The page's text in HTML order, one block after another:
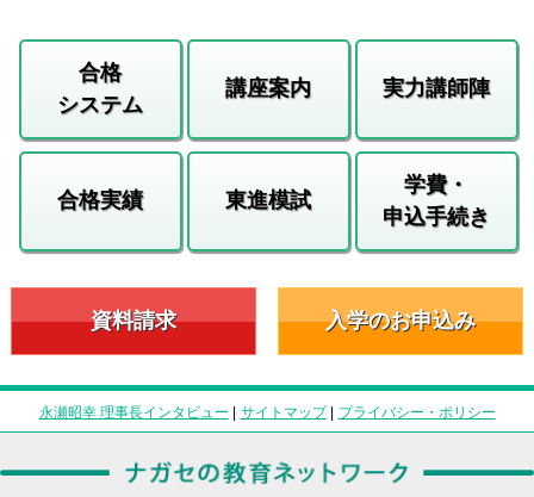
合格
システム
講座案内 実力講師陣
合格実績 東進模試
学費・
申込手続き
資料請求 入学のお申込み
永瀬昭幸 理事長インタビュー | サイトマップ| プライバシー・ポリシー